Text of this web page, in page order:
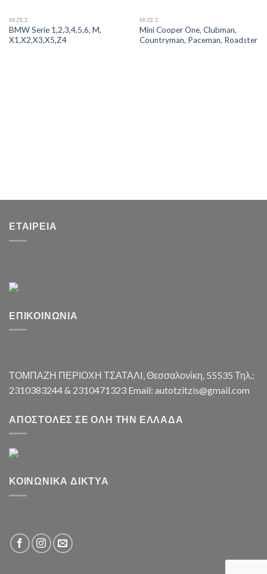
ΜΙΖΕΣ
BMW Serie 1,2,3,4,5,6, M,
X1,X2,X3,X5,Z4
ΜΙΖΕΣ
Mini Cooper One, Clubman,
Countryman, Paceman, Roadster
ΕΤΑΙΡΕΊΑ
ΕΠΙΚΟΙΝΩΝΊΑ
ΤΟΜΠΑΖΗ ΠΕΡΙΟΧΗ ΤΣΑΤΑΛI, Θεσσαλονίκη, 55535 Τηλ.:
2310383244 & 2310471323 Email: autotzitzis@gmail.com
ΑΠΟΣΤΟΛΈΣ ΣΕ ΌΛΗ ΤΗΝ ΕΛΛΆΔΑ
ΚΟΙΝΩΝΙΚΆ ΔΊΚΤΥΑ